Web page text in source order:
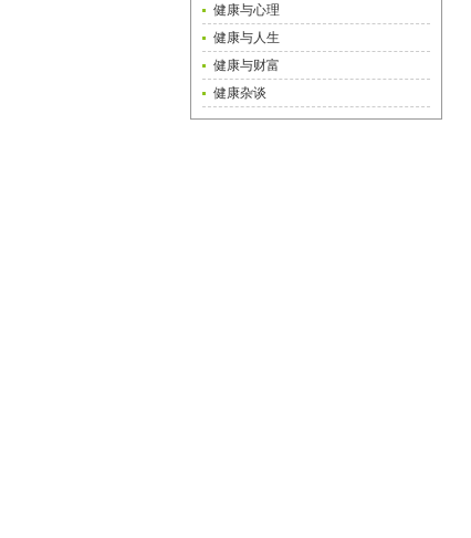
健康与心理
健康与人生
健康与财富
健康杂谈